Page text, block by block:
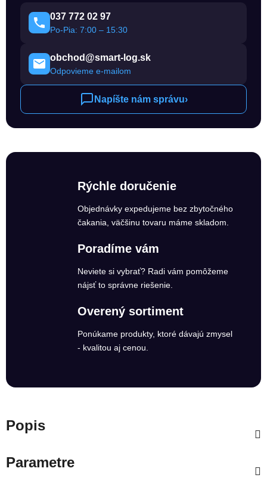
037 772 02 97
Po-Pia: 7:00 – 15:30
obchod@smart-log.sk
Odpovieme e-mailom
Napíšte nám správu›
Rýchle doručenie
Objednávky expedujeme bez zbytočného
čakania, väčšinu tovaru máme skladom.
Poradíme vám
Neviete si vybrať? Radi vám pomôžeme
nájsť to správne riešenie.
Overený sortiment
Ponúkame produkty, ktoré dávajú zmysel
- kvalitou aj cenou.
Popis
Parametre